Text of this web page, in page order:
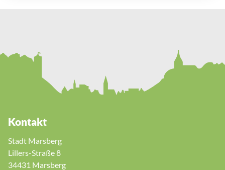
Kontakt
Stadt Marsberg
Lillers-Straße 8
34431 Marsberg